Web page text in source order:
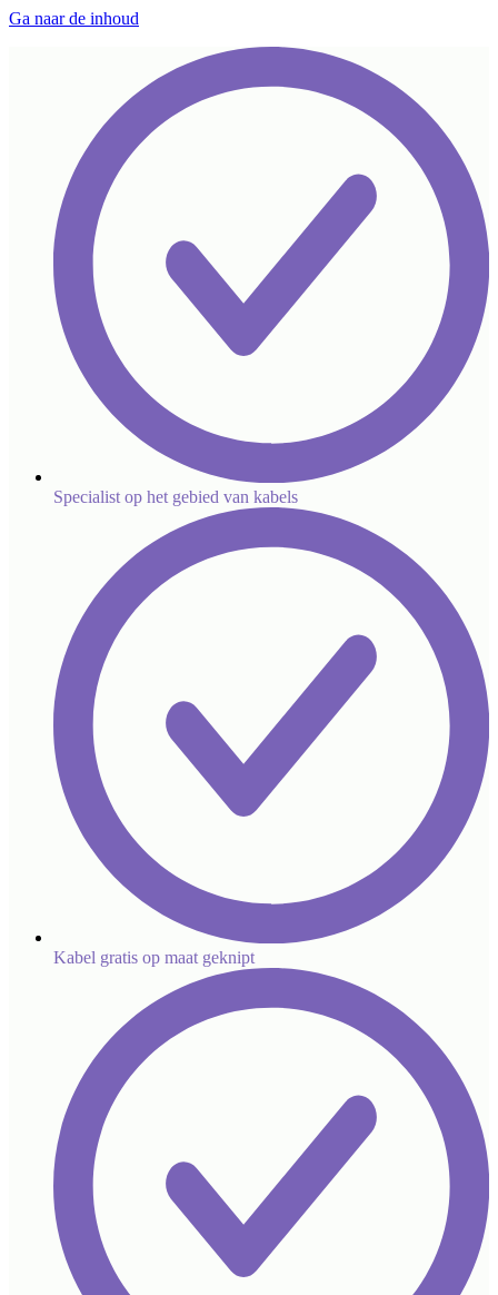
Ga naar de inhoud
Specialist op het gebied van kabels
Kabel gratis op maat geknipt